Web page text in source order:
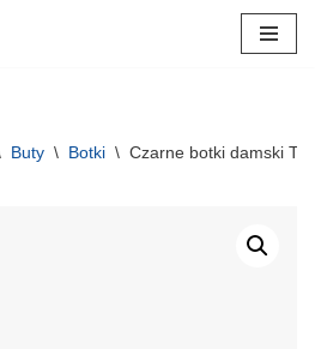
Buty \ Botki \ Czarne botki damski